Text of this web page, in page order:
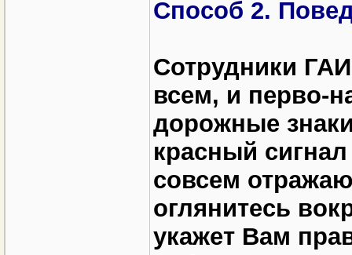
Способ 2.
Сотрудники
всем, и перво-
дорожные
красный
совсем
оглянитесь
укажет Вам